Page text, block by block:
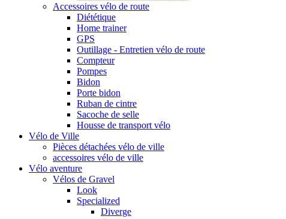
Accessoires vélo de route
Diététique
Home trainer
GPS
Outillage - Entretien vélo de route
Compteur
Pompes
Bidon
Porte bidon
Ruban de cintre
Sacoche de selle
Housse de transport vélo
Vélo de Ville
Pièces détachées vélo de ville
accessoires vélo de ville
Vélo aventure
Vélos de Gravel
Look
Specialized
Diverge